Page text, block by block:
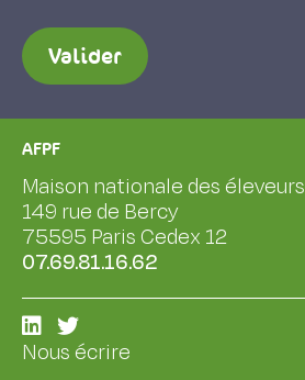
Valider
AFPF
Maison nationale des éleveurs
149 rue de Bercy
75595 Paris Cedex 12
07.69.81.16.62
Nous écrire